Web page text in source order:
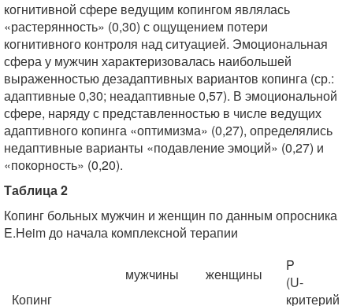
когнитивной сфере ведущим копингом являлась
«растерянность» (0,30) с ощущением потери
когнитивного контроля над ситуацией. Эмоциональная
сфера у мужчин характеризовалась наибольшей
выраженностью дезадаптивных вариантов копинга (ср.:
адаптивные 0,30; неадаптивные 0,57). В эмоциональной
сфере, наряду с представленностью в числе ведущих
адаптивного копинга «оптимизма» (0,27), определялись
недаптивные варианты «подавление эмоций» (0,27) и
«покорность» (0,20).
Таблица 2
Копинг больных мужчин и женщин по данным опросника
E.Heim до начала комплексной терапии
Копинг
мужчины женщины
P
(U-
критерий